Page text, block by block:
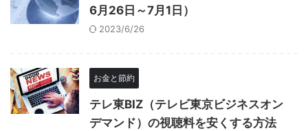
6月26日～7月1日）
2023/6/26
お金と節約
テレ東BIZ（テレビ東京ビジネスオン
デマンド）の視聴料を安くする方法